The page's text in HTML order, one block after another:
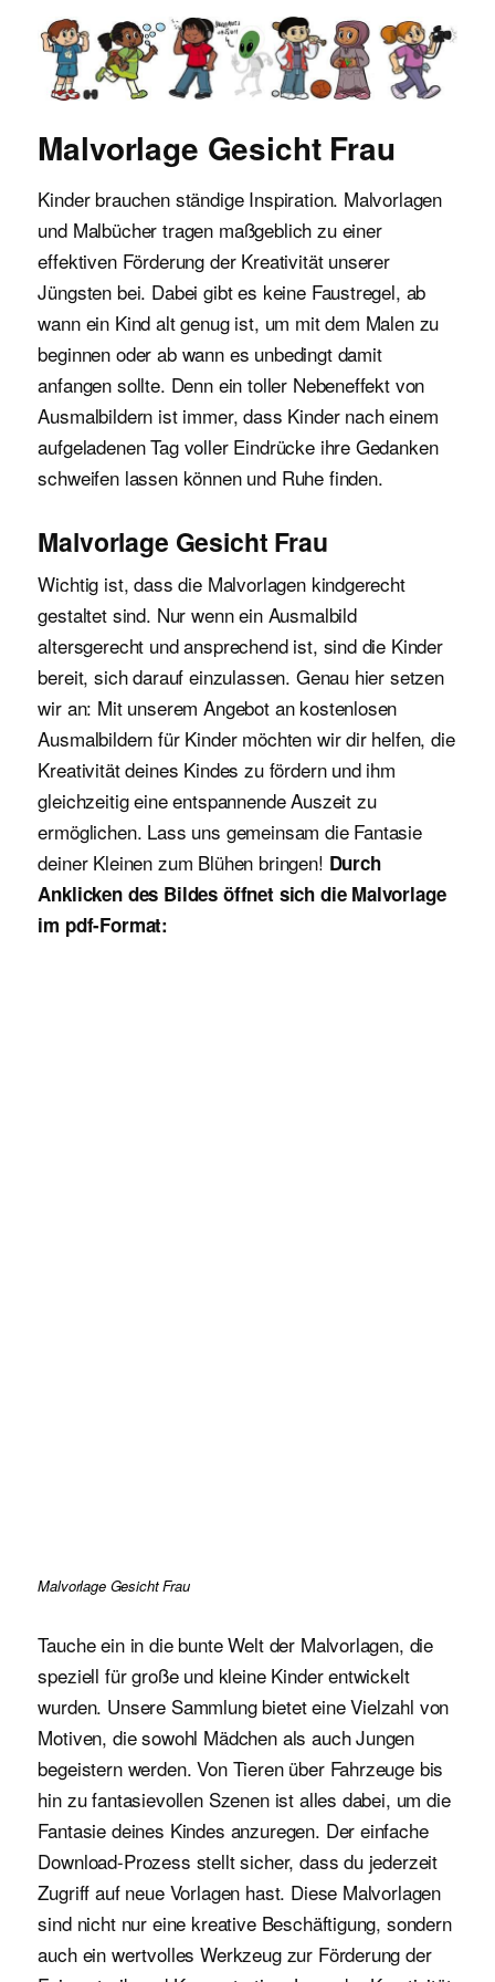
Malvorlagen für Kinder
Malvorlage Gesicht Frau
Kinder brauchen ständige Inspiration. Malvorlagen
und Malbücher tragen maßgeblich zu einer
effektiven Förderung der Kreativität unserer
Jüngsten bei. Dabei gibt es keine Faustregel, ab
wann ein Kind alt genug ist, um mit dem Malen zu
beginnen oder ab wann es unbedingt damit
anfangen sollte. Denn ein toller Nebeneffekt von
Ausmalbildern ist immer, dass Kinder nach einem
aufgeladenen Tag voller Eindrücke ihre Gedanken
schweifen lassen können und Ruhe finden.
Malvorlage Gesicht Frau
Wichtig ist, dass die Malvorlagen kindgerecht
gestaltet sind. Nur wenn ein Ausmalbild
altersgerecht und ansprechend ist, sind die Kinder
bereit, sich darauf einzulassen. Genau hier setzen
wir an: Mit unserem Angebot an kostenlosen
Ausmalbildern für Kinder möchten wir dir helfen, die
Kreativität deines Kindes zu fördern und ihm
gleichzeitig eine entspannende Auszeit zu
ermöglichen. Lass uns gemeinsam die Fantasie
deiner Kleinen zum Blühen bringen! Durch
Anklicken des Bildes öffnet sich die Malvorlage
im pdf-Format:
Malvorlage Gesicht Frau
Tauche ein in die bunte Welt der Malvorlagen, die
speziell für große und kleine Kinder entwickelt
wurden. Unsere Sammlung bietet eine Vielzahl von
Motiven, die sowohl Mädchen als auch Jungen
begeistern werden. Von Tieren über Fahrzeuge bis
hin zu fantasievollen Szenen ist alles dabei, um die
Fantasie deines Kindes anzuregen. Der einfache
Download-Prozess stellt sicher, dass du jederzeit
Zugriff auf neue Vorlagen hast. Diese Malvorlagen
sind nicht nur eine kreative Beschäftigung, sondern
auch ein wertvolles Werkzeug zur Förderung der